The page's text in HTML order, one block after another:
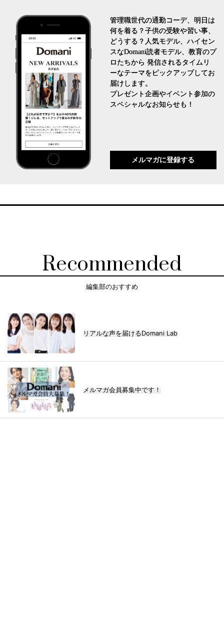
管理職世代の通勤コーデ、明日は
何を着る？子供の受験や習い事、
どうする？人気モデル、ハイセン
スなDomani読者モデル、教育のプ
ロたちから 発信されるタイムリ
ーなテーマをピックアップしてお
届けします。
プレゼント企画やイベント参加の
スペシャルなお知らせも！
メルマガに登録する
Recommended
編集部のおすすめ
リアルな声を届けるDomani Lab
メルマガ会員募集中です！